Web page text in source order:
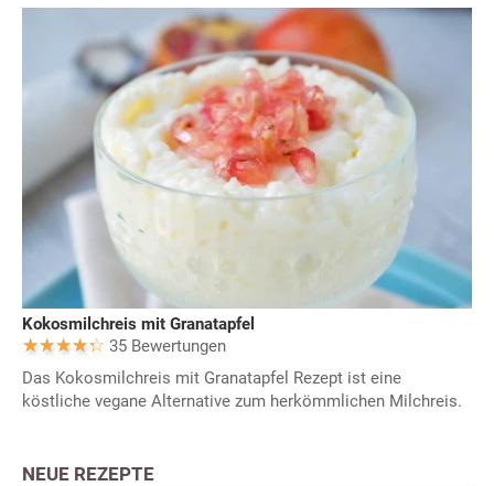
Kokosmilchreis mit Granatapfel
35 Bewertungen
Das Kokosmilchreis mit Granatapfel Rezept ist eine
köstliche vegane Alternative zum herkömmlichen Milchreis.
NEUE REZEPTE